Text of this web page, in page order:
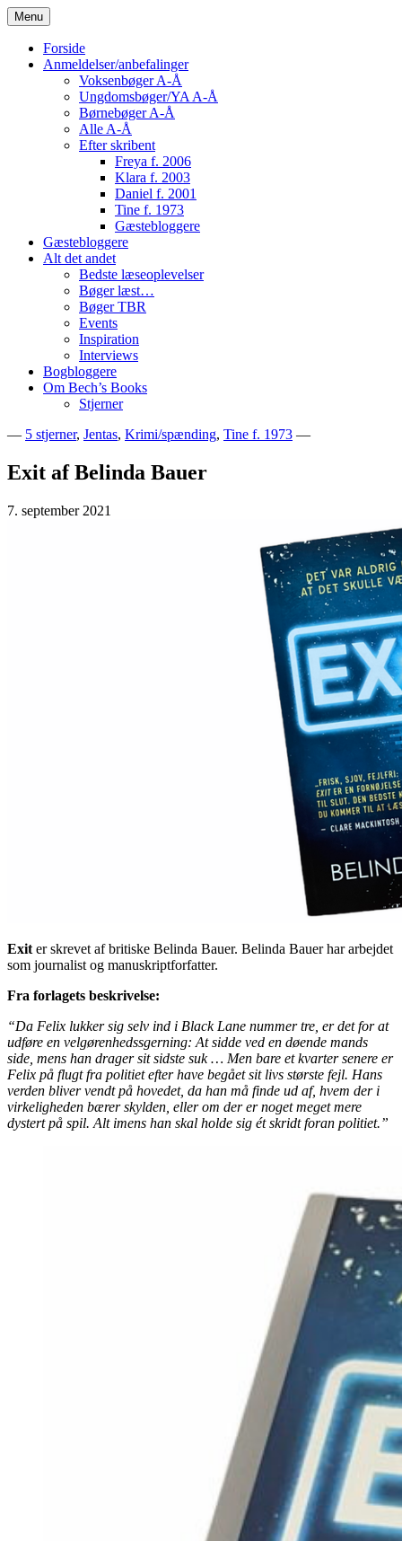
Skip
to
content
Menu
Forside
Anmeldelser/anbefalinger
Voksenbøger A-Å
Ungdomsbøger/YA A-Å
Børnebøger A-Å
Alle A-Å
Efter skribent
Freya f. 2006
Klara f. 2003
Daniel f. 2001
Tine f. 1973
Gæstebloggere
Gæstebloggere
Alt det andet
Bedste læseoplevelser
Bøger læst…
Bøger TBR
Events
Inspiration
Interviews
Bogbloggere
Om Bech’s Books
Stjerner
Bech's Books
— 5 stjerner, Jentas, Krimi/spænding, Tine f. 1973 —
Exit af Belinda Bauer
7. september 2021
Exit er skrevet af britiske Belinda Bauer. Belinda Bauer har arbejdet
som journalist og manuskriptforfatter.
Fra forlagets beskrivelse:
“Da Felix lukker sig selv ind i Black Lane nummer tre, er det for at
udføre en velgørenhedssgerning: At sidde ved en døende mands
side, mens han drager sit sidste suk … Men bare et kvarter senere er
Felix på flugt fra politiet efter have begået sit livs største fejl. Hans
verden bliver vendt på hovedet, da han må finde ud af, hvem der i
virkeligheden bærer skylden, eller om der er noget meget mere
dystert på spil. Alt imens han skal holde sig ét skridt foran politiet.”